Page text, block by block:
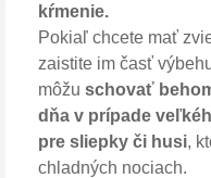
kŕmenie.
Pokiaľ chcete mať
zaistite im časť
môžu schovať
dňa v prípade
pre sliepky či husi,
chladných nociach.